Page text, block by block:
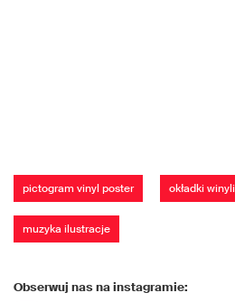
pictogram vinyl poster okładki winyli
muzyka ilustracje
Obserwuj nas na instagramie: